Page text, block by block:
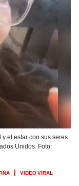
el estar con sus seres
Unidos. Foto:
VIDEO VIRAL